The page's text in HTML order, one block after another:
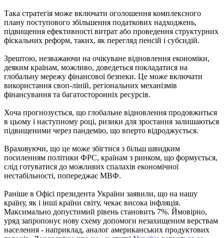
Така стратегія може включати оголошення комплексного
плану поступового збільшення податкових надходжень,
підвищення ефективності витрат або проведення структурних
фіскальних реформ, таких, як перегляд пенсій і субсидій.
Зрештою, незважаючи на очікуване відновлення економіки,
деяким країнам, можливо, доведеться покладатися на
глобальну мережу фінансової безпеки. Це може включати
використання своп-ліній, регіональних механізмів
фінансування та багатосторонніх ресурсів.
Хоча прогнозується, що глобальне відновлення продовжиться
в цьому і наступному році, ризики для зростання залишаються
підвищеними через пандемію, що вперто відроджується.
Враховуючи, що це може збігтися з більш швидким
посиленням політики ФРС, країнам з ринком, що формується,
слід готуватися до можливих спалахів економічної
нестабільності, попереджає МВФ.
Раніше в Офісі президента України заявили, що на нашу
країну, як і інші країни світу, чекає висока інфляція.
Максимально допустимий рівень становить 7%. Ймовірно,
уряд запропонує нову схему допомоги незахищеним верствам
населення - наприклад, аналог американських продуктових